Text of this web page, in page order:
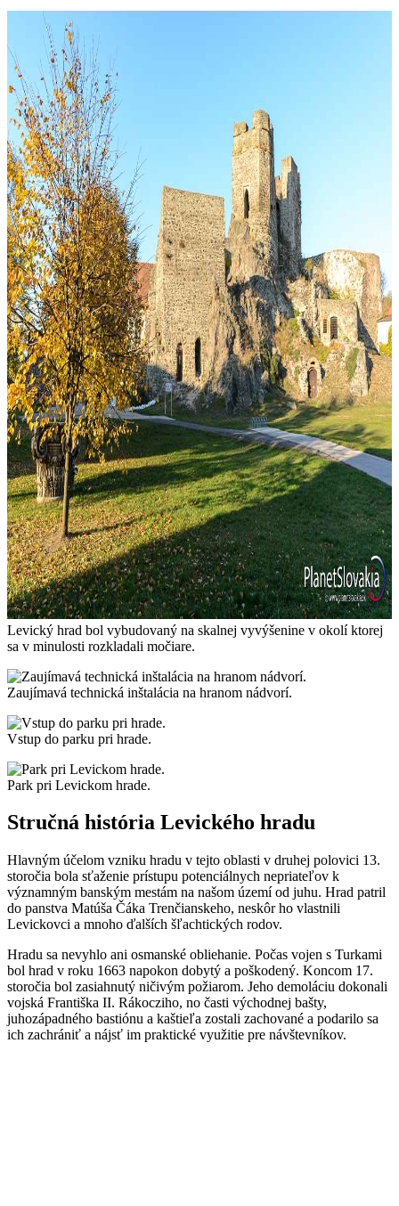
Levický hrad bol vybudovaný na skalnej vyvýšenine v okolí ktorej
sa v minulosti rozkladali močiare.
Zaujímavá technická inštalácia na hranom nádvorí.
Vstup do parku pri hrade.
Park pri Levickom hrade.
Stručná história Levického hradu
Hlavným účelom vzniku hradu v tejto oblasti v druhej polovici 13.
storočia bola sťaženie prístupu potenciálnych nepriateľov k
významným banským mestám na našom území od juhu. Hrad patril
do panstva Matúša Čáka Trenčianskeho, neskôr ho vlastnili
Levickovci a mnoho ďalších šľachtických rodov.
Hradu sa nevyhlo ani osmanské obliehanie. Počas vojen s Turkami
bol hrad v roku 1663 napokon dobytý a poškodený. Koncom 17.
storočia bol zasiahnutý ničivým požiarom. Jeho demoláciu dokonali
vojská Františka II. Rákocziho, no časti východnej bašty,
juhozápadného bastiónu a kaštieľa zostali zachované a podarilo sa
ich zachrániť a nájsť im praktické využitie pre návštevníkov.